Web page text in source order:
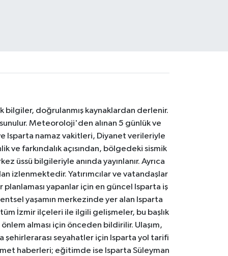
bilgiler, doğrulanmış kaynaklardan derlenir.
Meteoroloji'den alınan 5 günlük ve
Isparta namaz vakitleri, Diyanet verileriyle
ve farkındalık açısından, bölgedeki sismik
üssü bilgileriyle anında yayınlanır. Ayrıca
izlenmektedir. Yatırımcılar ve vatandaşlar
planlaması yapanlar için en güncel Isparta iş
yaşamın merkezinde yer alan Isparta
tüm İzmir ilçeleri ile ilgili gelişmeler, bu başlık
alması için önceden bildirilir. Ulaşım,
şehirlerarası seyahatler için Isparta yol tarifi
haberleri; eğitimde ise Isparta Süleyman